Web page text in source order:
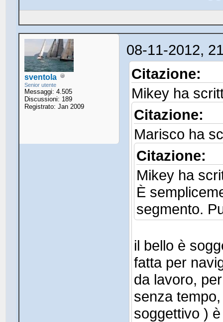
sventola
Senior utente
Messaggi: 4.505
Discussioni: 189
Registrato: Jan 2009
08-11-2012,
Citazione:
Mikey ha
Citazione:
Marisco ha
Citazione:
Mikey ha
È
segmento.
il bello è
fatta per
da lavoro,
senza
soggettivo )